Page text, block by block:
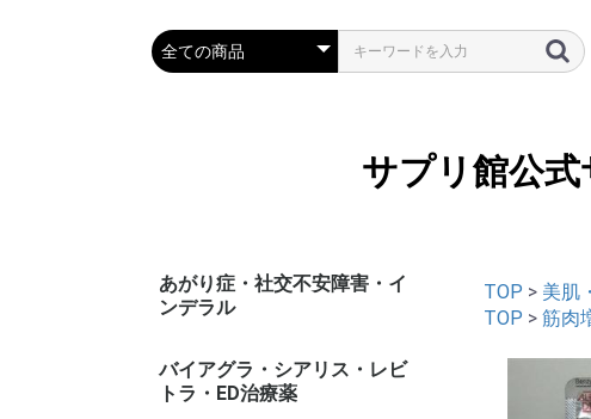
サプリ館公
あがり症・社交不安障害・イ
ンデラル
バイアグラ・シアリス・レビ
トラ・ED治療薬
TOP > 美肌
TOP > 筋肉